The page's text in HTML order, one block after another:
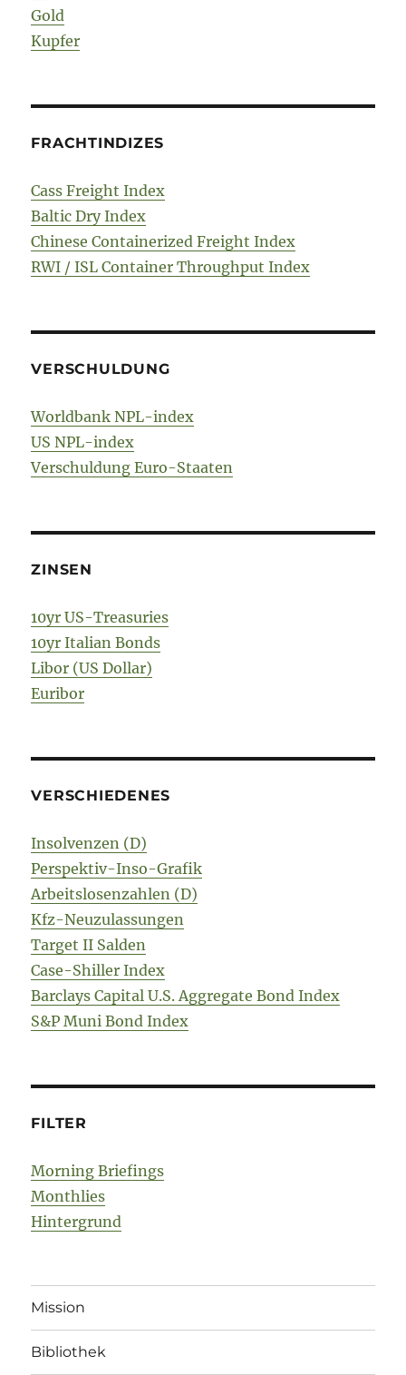
Gold
Kupfer
FRACHTINDIZES
Cass Freight Index
Baltic Dry Index
Chinese Containerized Freight Index
RWI / ISL Container Throughput Index
VERSCHULDUNG
Worldbank NPL-index
US NPL-index
Verschuldung Euro-Staaten
ZINSEN
10yr US-Treasuries
10yr Italian Bonds
Libor (US Dollar)
Euribor
VERSCHIEDENES
Insolvenzen (D)
Perspektiv-Inso-Grafik
Arbeitslosenzahlen (D)
Kfz-Neuzulassungen
Target II Salden
Case-Shiller Index
Barclays Capital U.S. Aggregate Bond Index
S&P Muni Bond Index
FILTER
Morning Briefings
Monthlies
Hintergrund
Mission
Bibliothek